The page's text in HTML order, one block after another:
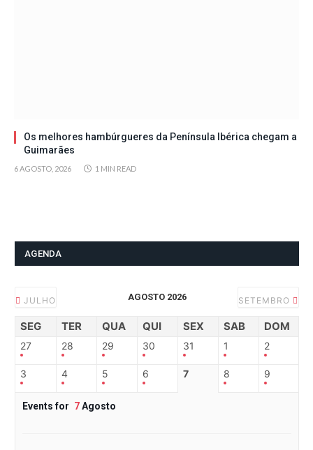
Os melhores hambúrgueres da Península Ibérica chegam a
Guimarães
6 AGOSTO, 2026 1 MIN READ
AGENDA
JULHO AGOSTO 2026 SETEMBRO
SEG TER QUA QUI SEX SAB DOM
27 28 29 30 31 1 2
3 4 5 6 7 8 9
Events for 7Agosto